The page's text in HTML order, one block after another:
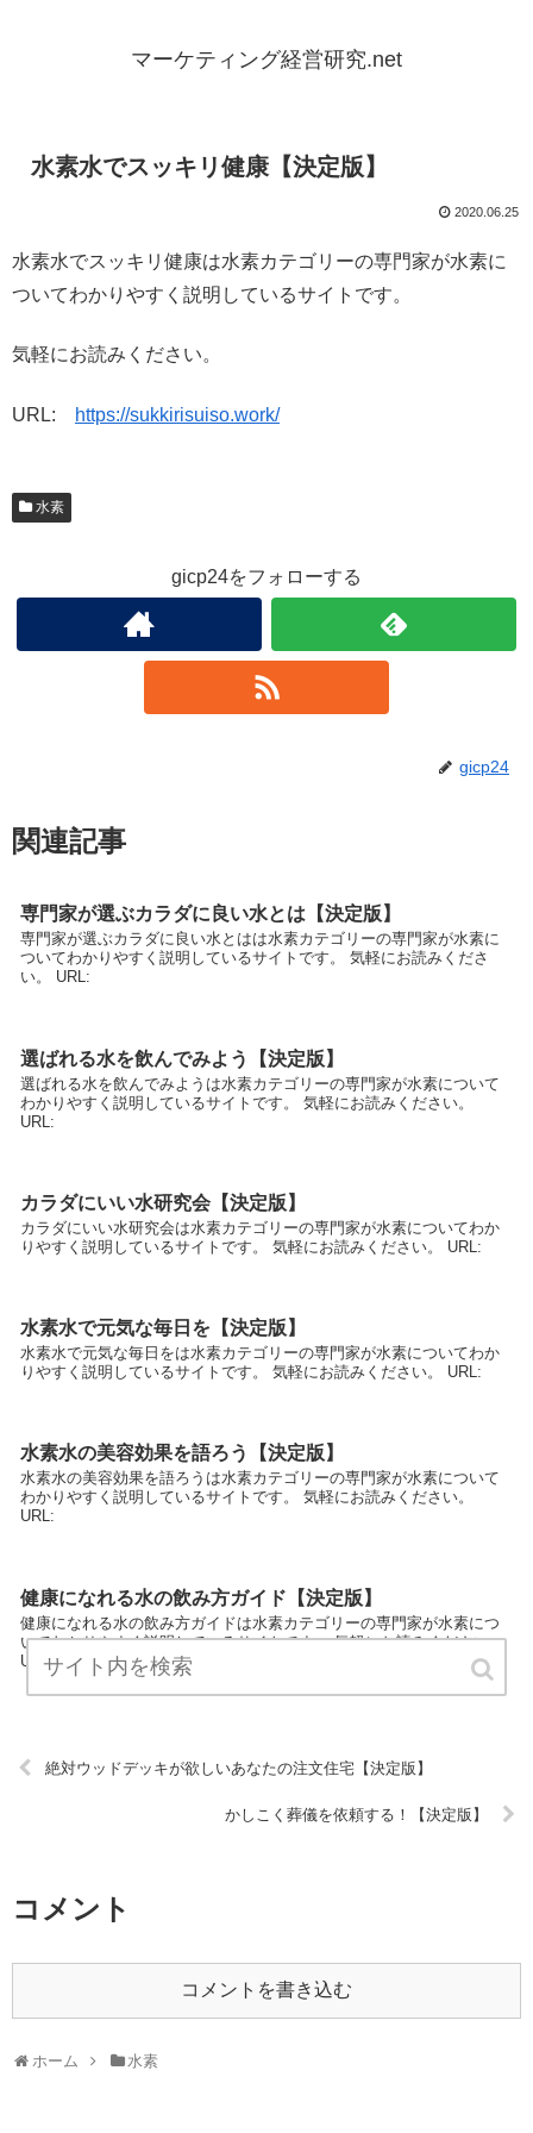
マーケティング経営研究.net
水素水でスッキリ健康【決定版】
2020.06.25
水素水でスッキリ健康は水素カテゴリーの専門家が水素に
ついてわかりやすく説明しているサイトです。
気軽にお読みください。
URL: https://sukkirisuiso.work/
水素
gicp24をフォローする
gicp24
関連記事
専門家が選ぶカラダに良い水とは【決定版】
専門家が選ぶカラダに良い水とはは水素カテゴリーの専門家が水素に
ついてわかりやすく説明しているサイトです。 気軽にお読みくださ
い。 URL:
選ばれる水を飲んでみよう【決定版】
選ばれる水を飲んでみようは水素カテゴリーの専門家が水素について
わかりやすく説明しているサイトです。 気軽にお読みください。
URL:
カラダにいい水研究会【決定版】
カラダにいい水研究会は水素カテゴリーの専門家が水素についてわか
りやすく説明しているサイトです。 気軽にお読みください。 URL:
水素水で元気な毎日を【決定版】
水素水で元気な毎日をは水素カテゴリーの専門家が水素についてわか
りやすく説明しているサイトです。 気軽にお読みください。 URL:
水素水の美容効果を語ろう【決定版】
水素水の美容効果を語ろうは水素カテゴリーの専門家が水素について
わかりやすく説明しているサイトです。 気軽にお読みください。
URL:
健康になれる水の飲み方ガイド【決定版】
健康になれる水の飲み方ガイドは水素カテゴリーの専門家が水素につ
いてわかりやすく説明しているサイトです。 気軽にお読みください。
URL:
絶対ウッドデッキが欲しいあなたの注文住宅【決定版】
かしこく葬儀を依頼する！【決定版】
コメント
コメントを書き込む
ホーム 水素